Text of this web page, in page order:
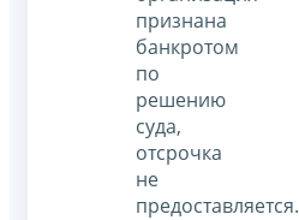
признана
банкротом
по
решению
суда,
отсрочка
не
предоставляется.